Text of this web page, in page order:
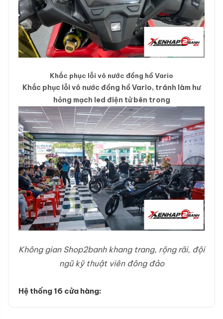
Khắc phục lỗi vô nước đồng hồ Vario
Khắc phục lỗi vô nước đồng hồ Vario, tránh làm hư
hỏng mạch led điện tử bên trong
Không gian Shop2banh khang trang, rộng rãi, đội
ngũ kỹ thuật viên đông đảo
Hệ thống 16 cửa hàng: